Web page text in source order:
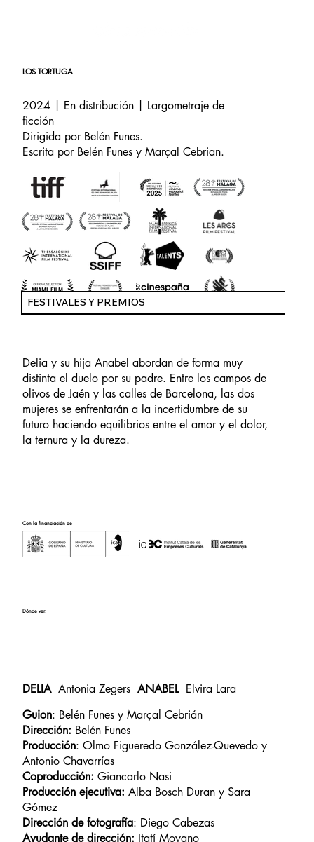
Delia y su hija Anabel abordan de forma muy
distinta el duelo por su padre. Entre los campos de
olivos de Jaén y las calles de Barcelona, las dos
mujeres se enfrentarán a la incertidumbre de su
futuro haciendo equilibrios entre el amor y el dolor,
la ternura y la dureza.
Con la financiación de
Dónde ver:
LOS TORTUGA
2024 | En distribución | Largometraje de
ficción
Dirigida por Belén Funes.
Escrita por Belén Funes y Marçal Cebrian.
FESTIVALES Y PREMIOS
DELIAAntonia Zegers ANABEL Elvira Lara
Guion: Belén Funes y Marçal Cebrián
Dirección: Belén Funes
Producción: Olmo Figueredo González-Quevedo y
Antonio Chavarrías
Coproducción: Giancarlo Nasi
Producción ejecutiva: Alba Bosch Duran y Sara
Gómez
Dirección de fotografía: Diego Cabezas
Ayudante de dirección: Itatí Moyano